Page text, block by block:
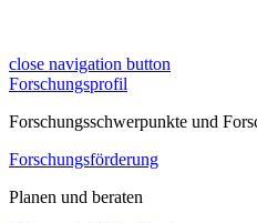
close navigation button
Forschungsprofil
Forschungsschwerpunkte und
Forschungsförderung
Planen und beraten